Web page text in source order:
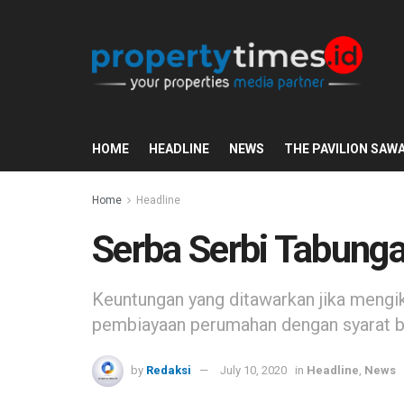
HOME HEADLINE NEWS THE PAVILION
Home Headline
Serba Serbi
Keuntungan yang ditawarkan jika
pembiayaan perumahan dengan syarat
by Redaksi July 10, 2020 in Headline News